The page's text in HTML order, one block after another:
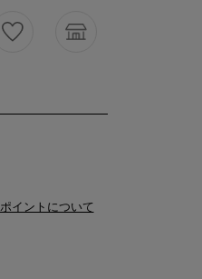
ポイントについて